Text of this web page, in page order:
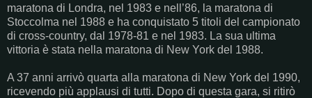
maratona di Londra, nel 1983 e nell’86, la maratona di
Stoccolma nel 1988 e ha conquistato 5 titoli del campionato
di cross-country, dal 1978-81 e nel 1983. La sua ultima
vittoria è stata nella maratona di New York del 1988.
A 37 anni arrivò quarta alla maratona di New York del 1990,
ricevendo più applausi di tutti. Dopo di questa gara, si ritirò